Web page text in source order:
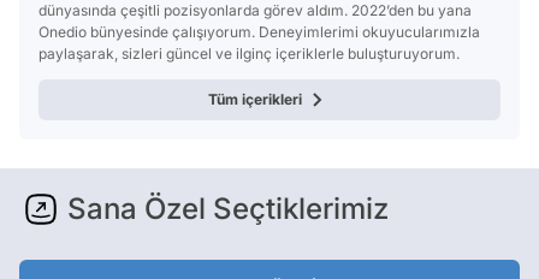
dünyasında çeşitli pozisyonlarda görev aldım. 2022’den bu yana
Onedio bünyesinde çalışıyorum. Deneyimlerimi okuyucularımızla
paylaşarak, sizleri güncel ve ilginç içeriklerle buluşturuyorum.
Tüm içerikleri
Sana Özel Seçtiklerimiz